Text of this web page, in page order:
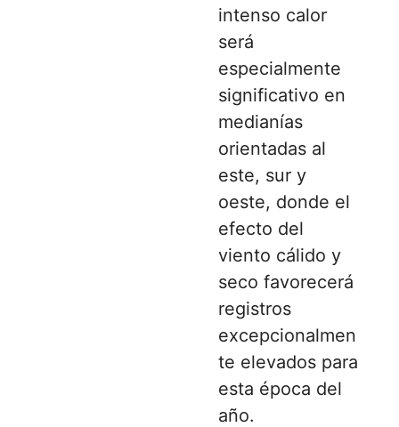
intenso calor
será
especialmente
significativo en
medianías
orientadas al
este, sur y
oeste, donde el
efecto del
viento cálido y
seco favorecerá
registros
excepcionalmen
te elevados para
esta época del
año.